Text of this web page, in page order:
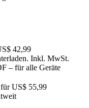
42,99
Inkl. MwSt.
– für alle Geräte
fürUS$ 55,99